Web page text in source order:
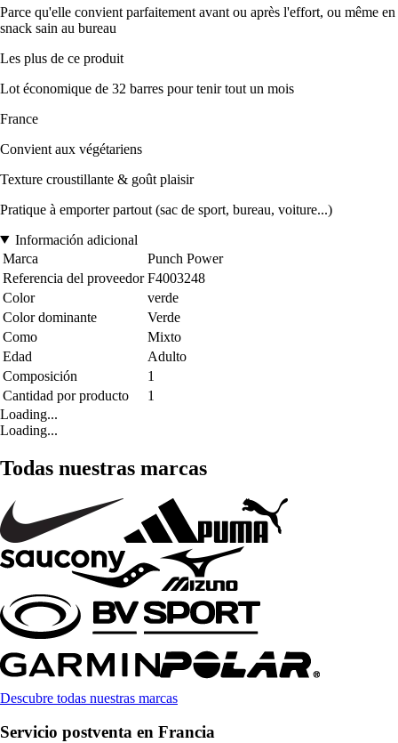
Parce qu'elle convient parfaitement avant ou après l'effort, ou même en
snack sain au bureau
Les plus de ce produit
Lot économique de 32 barres pour tenir tout un mois
France
Convient aux végétariens
Texture croustillante & goût plaisir
Pratique à emporter partout (sac de sport, bureau, voiture...)
Información adicional
Marca
Punch Power
Referencia del proveedor F4003248
Color
verde
Color dominante
Verde
Como
Mixto
Edad
Adulto
Composición
1
Cantidad por producto
1
Loading...
Loading...
Todas nuestras marcas
Descubre todas nuestras marcas
Servicio postventa en Francia